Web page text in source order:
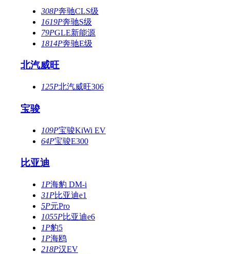
308P奔驰CLS级
1619P奔驰S级
79PGLE新能源
1814P奔驰E级
北汽威旺
125P北汽威旺306
宝骏
109P宝骏KiWi EV
64P宝骏E300
比亚迪
1P海豹 DM-i
31P比亚迪e1
5P元Pro
1055P比亚迪e6
1P豹5
1P海鸥
218P汉EV